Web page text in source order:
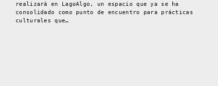
realizará en LagoAlgo, un espacio que ya se ha
consolidado como punto de encuentro para prácticas
culturales que…